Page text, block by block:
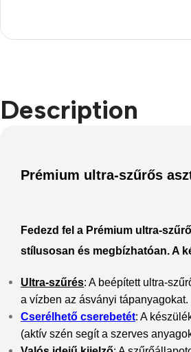
Description
Prémium ultra-szűrős
Fedezd fel a Prémium ultra-
stílusosan és megbízhatóan. A
Ultra-szűrés: A beépített ultra-
a vízben az ásványi tápanyagokat.
Cserélhető cserebetét: A
(aktív szén segít a szerves